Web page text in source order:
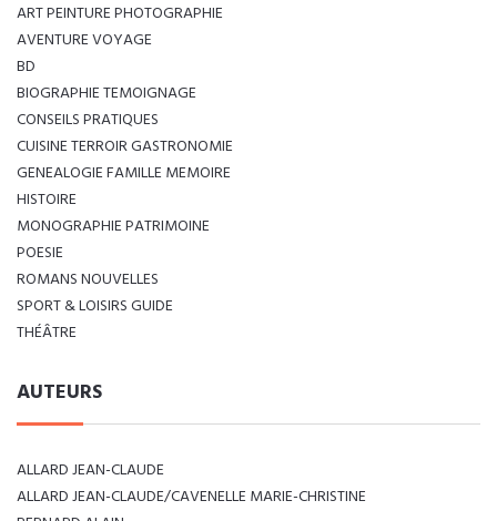
ART PEINTURE PHOTOGRAPHIE
AVENTURE VOYAGE
BD
BIOGRAPHIE TEMOIGNAGE
CONSEILS PRATIQUES
CUISINE TERROIR GASTRONOMIE
GENEALOGIE FAMILLE MEMOIRE
HISTOIRE
MONOGRAPHIE PATRIMOINE
POESIE
ROMANS NOUVELLES
SPORT & LOISIRS GUIDE
THÉÂTRE
AUTEURS
ALLARD JEAN-CLAUDE
ALLARD JEAN-CLAUDE/CAVENELLE MARIE-CHRISTINE